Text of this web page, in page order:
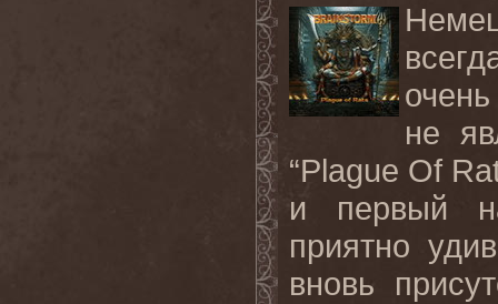
не
“Plague Of
и первый
приятно
вновь